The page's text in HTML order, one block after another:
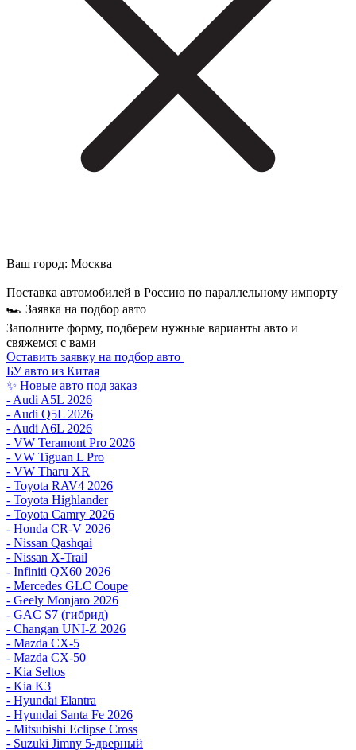
Ваш город: Москва
Поставка автомобилей в Россию по параллельному импорту
🏎 Заявка на подбор авто
Заполните форму, подберем нужные варианты авто и
свяжемся с вами
Оставить заявку на подбор авто
БУ авто из Китая
✨ Новые авто под заказ
- Audi A5L 2026
- Audi Q5L 2026
- Audi A6L 2026
- VW Teramont Pro 2026
- VW Tiguan L Pro
- VW Tharu XR
- Toyota RAV4 2026
- Toyota Highlander
- Toyota Camry 2026
- Honda CR-V 2026
- Nissan Qashqai
- Nissan X-Trail
- Infiniti QX60 2026
- Mercedes GLC Coupe
- Geely Monjaro 2026
- GAC S7 (гибрид)
- Changan UNI-Z 2026
- Mazda CX-5
- Mazda CX-50
- Kia Seltos
- Kia K3
- Hyundai Elantra
- Hyundai Santa Fe 2026
- Mitsubishi Eclipse Cross
- Suzuki Jimny 5-дверный